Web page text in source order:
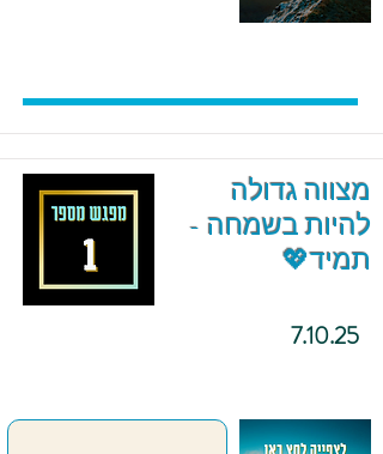
מצווה גדולה
להיות בשמחה -
תמיד💖
7.10.25